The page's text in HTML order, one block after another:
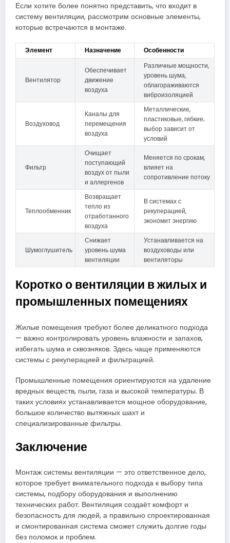
Если хотите более понятно представить, что входит в
систему вентиляции, рассмотрим основные элементы,
которые встречаются в монтаже.
Элемент Назначение Особенности
Вентилятор
Обеспечивает
движение
воздуха
Различные мощности,
уровень шума,
облагораживаются
виброизоляцией
Воздуховод
Каналы для
перемещения
воздуха
Металлические,
пластиковые, гибкие;
выбор зависит от
условий
Фильтр
Очищает
поступающий
воздух от пыли
и аллергенов
Меняется по срокам,
влияет на
сопротивление потоку
Теплообменник
Возвращает
тепло из
отработанного
воздуха
В системах с
рекуперацией,
экономит энергию
Шумоглушитель
Снижает
уровень шума
вентиляции
Устанавливается на
воздуховоды или
вентиляторы
Коротко о вентиляции в жилых и
промышленных помещениях
Жилые помещения требуют более деликатного подхода
— важно контролировать уровень влажности и запахов,
избегать шума и сквозняков. Здесь чаще применяются
системы с рекуперацией и фильтрацией.
Промышленные помещения ориентируются на удаление
вредных веществ, пыли, газа и высокой температуры. В
таких условиях устанавливается мощное оборудование,
большое количество вытяжных шахт и
специализированные фильтры.
Заключение
Монтаж системы вентиляции — это ответственное дело,
которое требует внимательного подхода к выбору типа
системы, подбору оборудования и выполнению
технических работ. Вентиляция создаёт комфорт и
безопасность для людей, а правильно спроектированная
и смонтированная система сможет служить долгие годы
без поломок и проблем.